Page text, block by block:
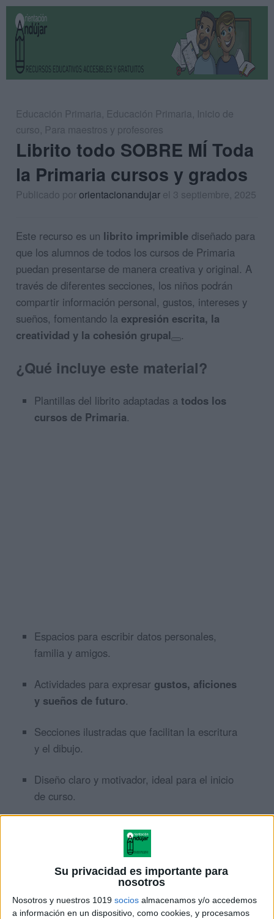
Su privacidad es importante para
nosotros
Nosotros y nuestros 1019 socios almacenamos y/o accedemos
a información en un dispositivo, como cookies, y procesamos
Educación Primaria, Educación Primaria, Inicio de
curso, Para maestros y profesores
Librito todo SOBRE MÍ Toda
la Primaria cursos y grados
Publicado pororientacionandujar el 3 septiembre, 2025
Este recurso es un librito imprimible diseñado para
que los alumnos de todos los cursos de Primaria
puedan presentarse de manera creativa y original. A
través de diferentes secciones, los niños podrán
compartir información personal, gustos, intereses y
sueños, fomentando la expresión escrita, la
creatividad y la cohesión grupal
.
¿Qué incluye este material?
Plantillas del librito adaptadas atodos los
cursos de Primaria.
Espacios para escribir datos personales,
familia y amigos.
Actividades para expresar gustos, aficiones
y sueños de futuro.
Secciones ilustradas que facilitan la escritura
y el dibujo.
Diseño claro y motivador, ideal para el inicio
de curso.
Cómo utilizar este material
Imprime el librito y entrégalo a los alumnos durante
los primeros días de clase. Cada niño podrá
completarlo a su ritmo y después compartirlo con sus
compañeros. También se puede guardar como